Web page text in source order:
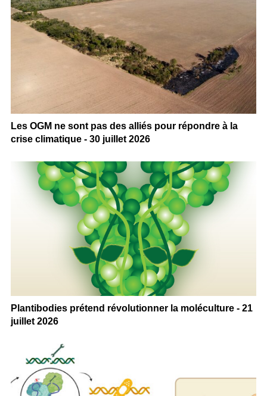
Les OGM ne sont pas des alliés pour répondre à la
crise climatique - 30 juillet 2026
Plantibodies prétend révolutionner la moléculture - 21
juillet 2026